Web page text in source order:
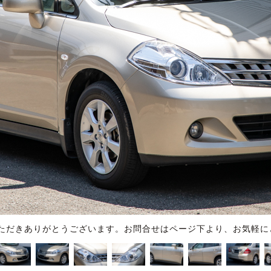
だきありがとうございます。お問合せはページ下より、お気軽